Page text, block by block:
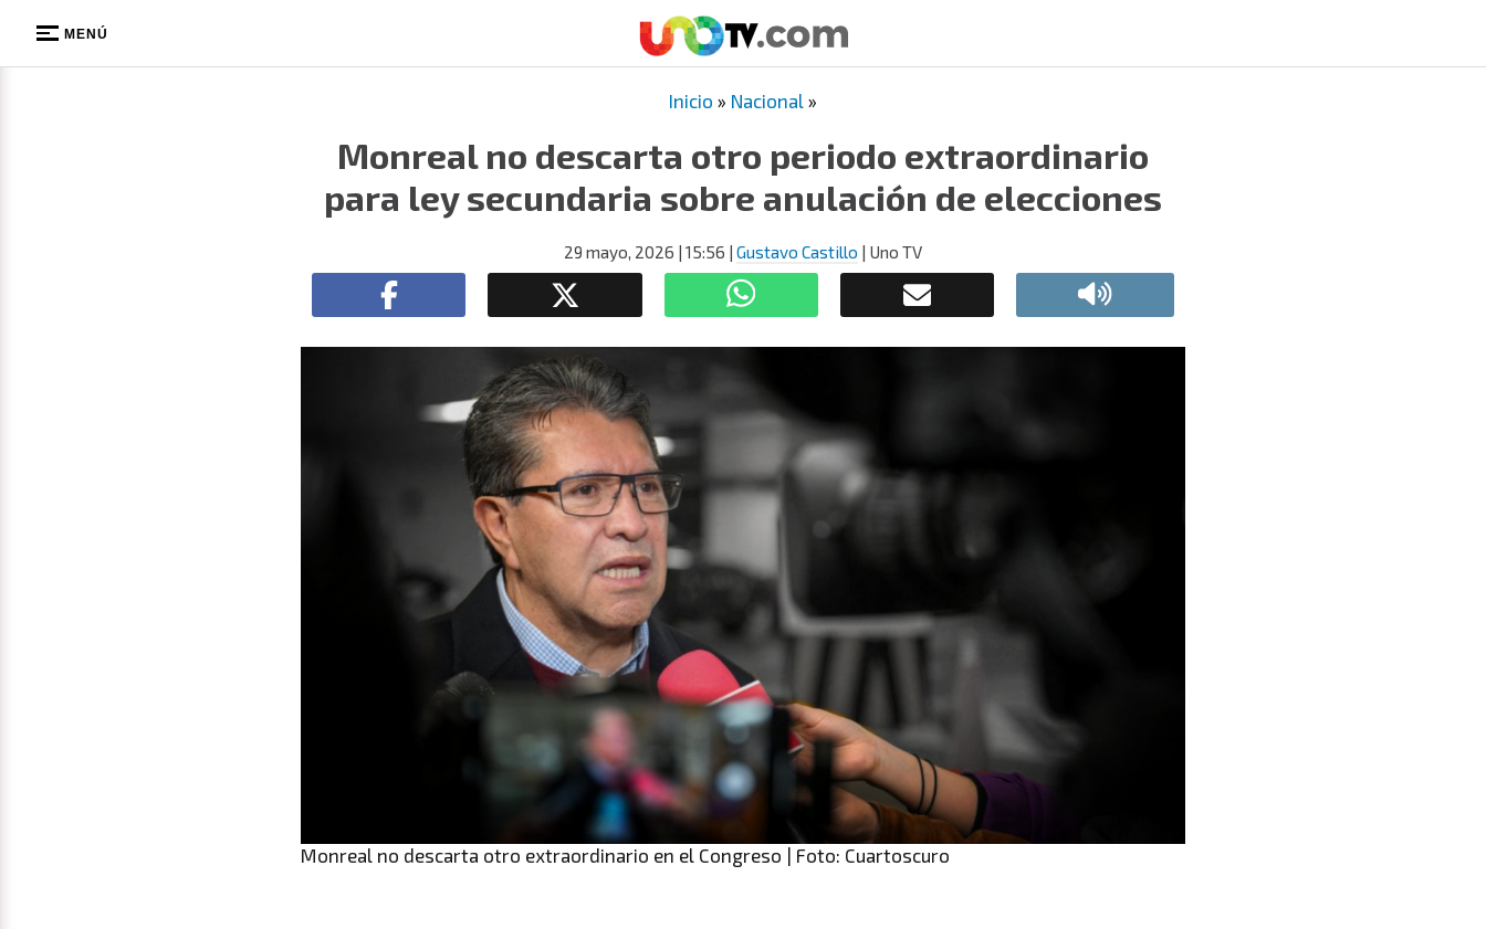
MENÚ
Inicio » Nacional »
Monreal no descarta otro periodo extraordinario
para ley secundaria sobre anulación de elecciones
29 mayo, 2026 | 15:56 | Gustavo Castillo | Uno TV
Monreal no descarta otro extraordinario en el Congreso | Foto: Cuartoscuro